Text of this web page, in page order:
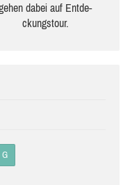
dabei auf Ent­de­
ckungs­tour.
G